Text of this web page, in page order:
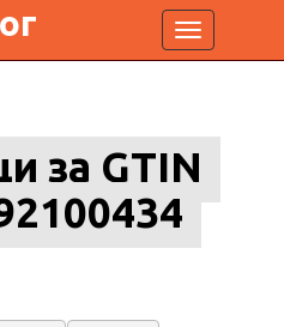
Toggle
navigation
за GTIN